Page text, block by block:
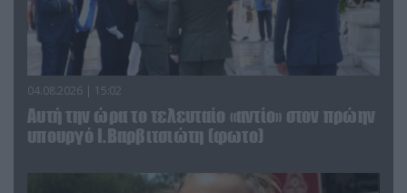
04.08.2026 | 15:02
Αυτή την ώρα το τελευταίο «αντίο» στον πρώην
υπουργό Ι.Βαρβιτσιώτη (φωτο)